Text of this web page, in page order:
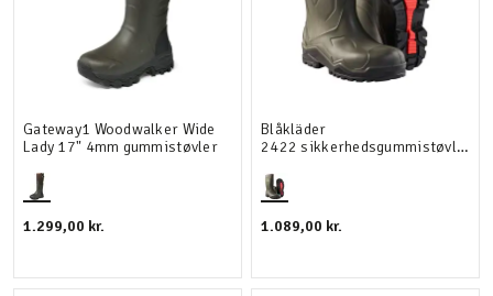
Gateway1 Woodwalker Wide
Lady 17" 4mm gummistøvler
1.299,00 kr.
Blåkläder
2422 sikkerhedsgummistøvler
1.089,00 kr.